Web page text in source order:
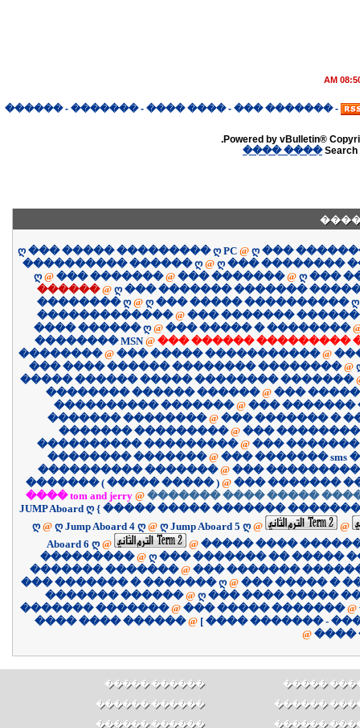
08:50
-
������� ���
-
���� ����
-
�������
-
������
Powered by vBulletin®
Search
���� ����
ღ ��� ����� ��������� ღ PC @ ღ ���
���������� ������ ღ @ ღ ��� ��������
ღ @ ��� ������� @ ��� ������� @ ღ ���
������ @ ღ ��� ������� �������
�������� ღ @ ღ ��� ����� ���������� ღ
������������� @ ��� �������
���� ������ ღ @ ��� ����� � ��������
�������� MSN @ ��� ������ ���������
�������� @ ��� ����� ����������� @
��� ���� ������ �������� �������� @
����� ������ ����� �������� �������
�������� ������ ������ @ ���
���������� ������� @ ��� �������
������� �������� @ ��� ������� �
������� ��������� @ ���
���������� ��������� @ ���
�������� ������� @ ��� ������� sms �
���������� ������� @ ���
������� ( ����� ����� ) @ ��� �������
���� tom and jerry @ ������� ���� �����
JUMP Aboard ღ { ����� ����� �������
ღ @ ღ Jump Aboard 4 ღ @ ღ Jump Aboard 5 ღ @
@
Aboard 6 ღ @ @ ����� ����
��������� @ ღ ��� ������� �� �����
������� ������� @ ��� �������
��� ������� � ������� ღ @ ��� ����� �
������� ������ @ ღ ��� ���� �����
������� ������� @ ��� ����� ������� @
@
������ ���� ����
@
������ �����
������ ������
������ ������
������
������
������